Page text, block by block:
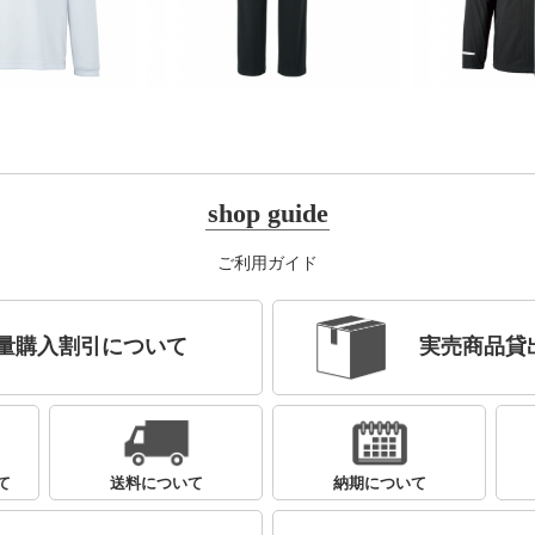
shop guide
ご利用ガイド
購入割引について 実売商品貸
送料について 納期について